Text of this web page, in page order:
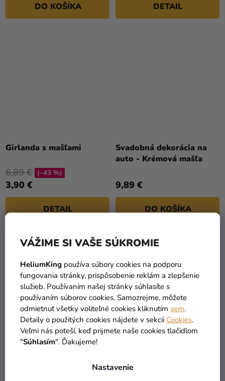
VÁŽIME SI VAŠE SÚKROMIE
HeliumKing používa súbory cookies na podporu
fungovania stránky, prispôsobenie reklám a zlepšenie
služieb. Používaním našej stránky súhlasíte s
používaním súborov cookies. Samozrejme, môžete
odmietnuť všetky voliteľné cookies kliknutím sem.
Detaily o použitých cookies nájdete v sekcii Cookies.
Veľmi nás poteší, keď prijmete naše cookies tlačidlom
"Súhlasím". Ďakujeme!
Nastavenie
DO KOŠÍKA DETAIL
Girlanda s mašľami
3,90 €
6,89 € (–43 %)
DETAIL
Svadobná dekorácia na
auto - Krémová mašľa
9,89 €
DO KOŠÍKA
12mm/25m